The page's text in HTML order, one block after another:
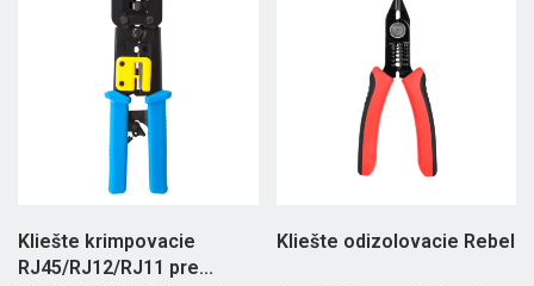
Kliešte krimpovacie
RJ45/RJ12/RJ11 pre...
Kliešte odizolovacie Rebel